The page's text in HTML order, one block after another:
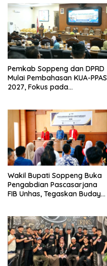
Pemkab Soppeng dan DPRD
Mulai Pembahasan KUA-PPAS
2027, Fokus pada
Wakil Bupati Soppeng Buka
Pengabdian Pascasarjana
FIB Unhas, Tegaskan Budaya